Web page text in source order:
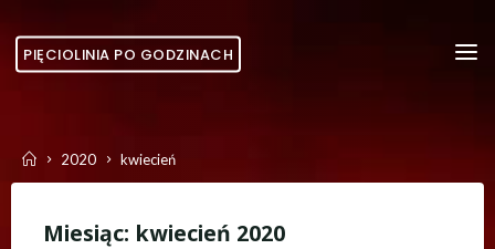
content
PIĘCIOLINIA PO GODZINACH
Home2020 kwiecień
Miesiąc: kwiecień 2020